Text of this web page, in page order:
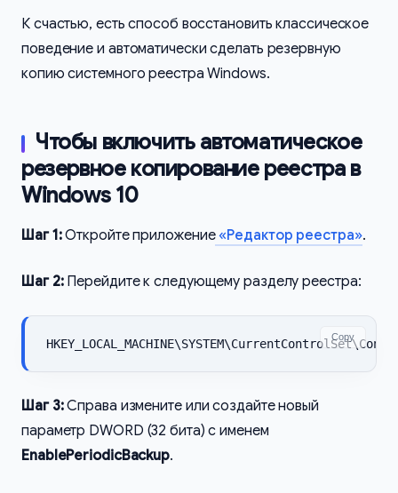
К счастью, есть способ восстановить классическое
поведение и автоматически сделать резервную
копию системного реестра Windows.
Чтобы включить автоматическое
резервное копирование реестра в
Windows 10
Шаг 1:Откройте приложение«Редактор реестра».
Шаг 2:Перейдите к следующему разделу реестра:
Copy
Шаг 3:Справа измените или создайте новый
параметр DWORD (32 бита) с именем
EnablePeriodicBackup.